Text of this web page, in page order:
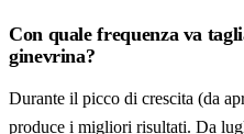
Con quale frequenza va
ginevrina?
Durante il picco di crescita (da
produce i migliori risultati. Da